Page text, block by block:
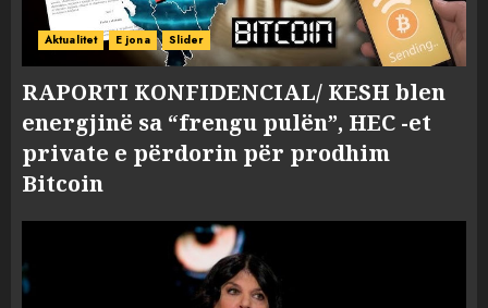
Aktualitet E jona Slider
RAPORTI KONFIDENCIAL/ KESH blen
energjinë sa “frengu pulën”, HEC -et
private e përdorin për prodhim
Bitcoin